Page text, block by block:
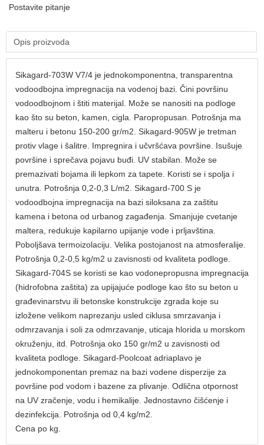
Postavite pitanje
Opis proizvoda
Sikagard-703W V7/4 je jednokomponentna, transparentna
vodoodbojna impregnacija na vodenoj bazi. Čini površinu
vodoodbojnom i štiti materijal. Može se nanositi na podloge
kao što su beton, kamen, cigla. Paropropusan. Potrošnja ma
malteru i betonu 150-200 gr/m2. Sikagard-905W je tretman
protiv vlage i šalitre. Impregnira i učvršćava površine. Isušuje
površine i sprečava pojavu buđi. UV stabilan. Može se
premazivati bojama ili lepkom za tapete. Koristi se i spolja i
unutra. Potrošnja 0,2-0,3 L/m2. Sikagard-700 S je
vodoodbojna impregnacija na bazi siloksana za zaštitu
kamena i betona od urbanog zagađenja. Smanjuje cvetanje
maltera, redukuje kapilarno upijanje vode i prljavština.
Poboljšava termoizolaciju. Velika postojanost na atmosferalije.
Potrošnja 0,2-0,5 kg/m2 u zavisnosti od kvaliteta podloge.
Sikagard-704S se koristi se kao vodonepropusna impregnacija
(hidrofobna zaštita) za upijajuće podloge kao što su beton u
građevinarstvu ili betonske konstrukcije zgrada koje su
izložene velikom naprezanju usled ciklusa smrzavanja i
odmrzavanja i soli za odmrzavanje, uticaja hlorida u morskom
okruženju, itd. Potrošnja oko 150 gr/m2 u zavisnosti od
kvaliteta podloge. Sikagard-Poolcoat adriaplavo je
jednokomponentan premaz na bazi vodene disperzije za
površine pod vodom i bazene za plivanje. Odlična otpornost
na UV zračenje, vodu i hemikalije. Jednostavno čišćenje i
dezinfekcija. Potrošnja od 0,4 kg/m2.
Cena po kg.